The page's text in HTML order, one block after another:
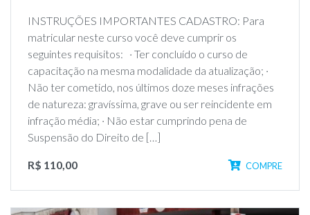
INSTRUÇÕES IMPORTANTES CADASTRO: Para
matricular neste curso você deve cumprir os
seguintes requisitos: · Ter concluído o curso de
capacitação na mesma modalidade da atualização; ·
Não ter cometido, nos últimos doze meses infrações
de natureza: gravíssima, grave ou ser reincidente em
infração média; · Não estar cumprindo pena de
Suspensão do Direito de […]
R$ 110,00 COMPRE